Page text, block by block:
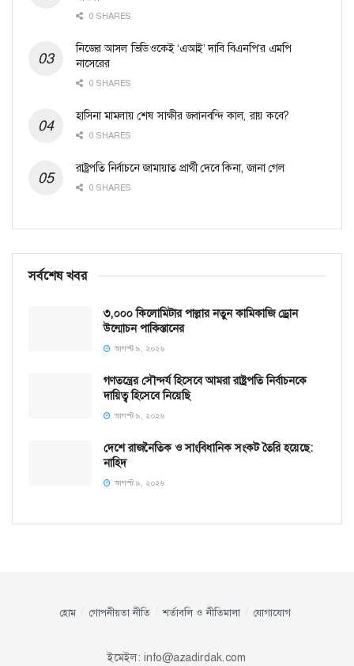
0 SHARES
নিজের আসল ভিডিওকেই ‘এআই’ দাবি বিএনপি’র এমপি
নাসেরের
0 SHARES
হাসিনা মামলায় শেষ সাক্ষীর জবানবন্দি কাল, রায় কবে?
0 SHARES
রাষ্ট্রপতি নির্বাচনে জামায়াত প্রার্থী দেবে কিনা, জানা গেল
0 SHARES
সর্বশেষ খবর
৩,০০০ কিলোমিটার পাল্লার নতুন কামিকাজি ড্রোন
উন্মোচন পাকিস্তানের
আগস্ট ৯, ২০২৬
গণতন্ত্রের সৌন্দর্য হিসেবে আমরা রাষ্ট্রপতি নির্বাচনকে
দায়িত্ব হিসেবে নিয়েছি
আগস্ট ৯, ২০২৬
দেশে রাজনৈতিক ও সাংবিধানিক সংকট তৈরি হয়েছে:
নাহিদ
আগস্ট ৯, ২০২৬
হোম গোপনীয়তা নীতি শর্তাবলি ও নীতিমালা যোগাযোগ
ইমেইল: info@azadirdak.com